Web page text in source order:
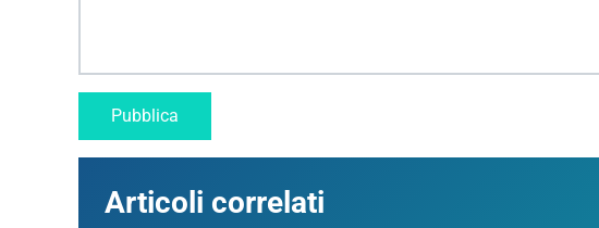
Articoli correlati